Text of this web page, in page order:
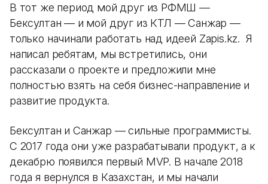
В тот же период мой друг из РФМШ —
Бексултан — и мой друг из КТЛ — Санжар —
только начинали работать над идеей Zapis.kz. Я
написал ребятам, мы встретились, они
рассказали о проекте и предложили мне
полностью взять на себя бизнес-направление и
развитие продукта.
Бексултан и Санжар — сильные программисты.
С 2017 года они уже разрабатывали продукт, а к
декабрю появился первый MVP. В начале 2018
года я вернулся в Казахстан, и мы начали